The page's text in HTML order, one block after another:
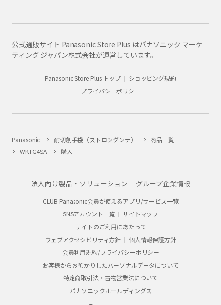
公式通販サイト Panasonic Store Plus はパナソニック マーケ
ティング ジャパン株式会社が運営しています。
Panasonic Store Plus トップ
ショッピング規約
プライバシーポリシー
Panasonic 耐切創手袋（ストロングンテ）
商品一覧
WKTG4SA
購入
法人向け製品・ソリューション グループ企業情報
CLUB Panasonic会員が使えるアプリ/サービス一覧
SNSアカウント一覧
サイトマップ
サイトのご利用にあたって
ウェブアクセシビリティ方針
個人情報保護方針
会員利用規約/プライバシーポリシー
お客様からお預かりしたパーソナルデータについて
特定商取引法・古物営業法について
パナソニックホールディングス